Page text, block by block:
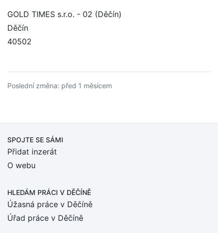
GOLD TIMES s.r.o. - 02 (Děčín)
Děčín
40502
Poslední změna: před 1 měsícem
SPOJTE SE SÁMI
Přidat inzerát
O webu
HLEDÁM PRÁCI V DĚČÍNĚ
Úžasná práce v Děčíně
Úřad práce v Děčíně